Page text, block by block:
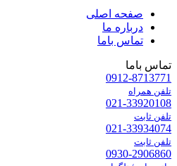
صفحه اصلی
درباره ما
تماس باما
تماس باما
0912-8713771
تلفن همراه
021-33920108
تلفن ثابت
021-33934074
تلفن ثابت
0930-2906860